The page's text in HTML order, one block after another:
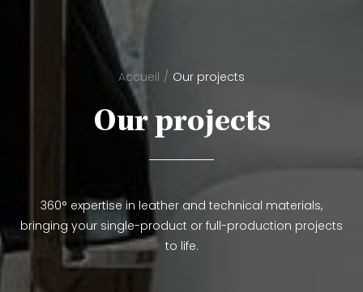
Accueil Our projects
Our projects
360° expertise in leather and technical materials,
bringing your single-product or full-production projects
to life.